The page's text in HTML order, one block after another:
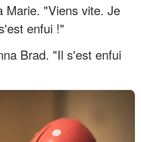
Marie. "Viens vite. Je
enfui !"
Brad. "Il s'est enfui